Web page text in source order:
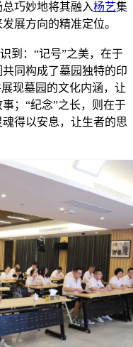
总巧妙地将其融入杨艺集
展方向的精准定位。
到：“记号”之美，在于
同构成了墓园独特的印
现墓园的文化内涵，让
；“纪念”之长，则在于
得以安息，让生者的思